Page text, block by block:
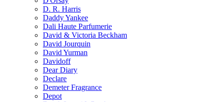
D. R. Harris
Daddy Yankee
Dali Haute Parfumerie
David & Victoria Beckham
David Jourquin
David Yurman
Davidoff
Dear Diary
Declare
Demeter Fragrance
Depot